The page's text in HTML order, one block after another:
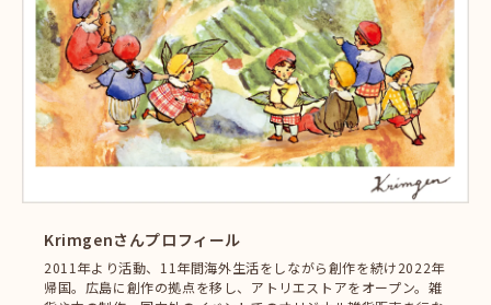
Krimgenさんプロフィール
2011年より活動、11年間海外生活をしながら創作を続け2022年
帰国。広島に創作の拠点を移し、アトリエストアをオープン。雑